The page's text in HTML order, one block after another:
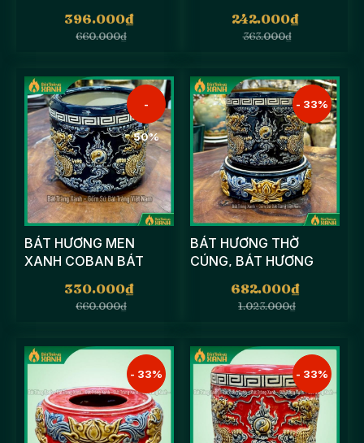
ĐẾ), ĐẮP NỔI SONG
LONG CHẦU NGUYỆT
396.000₫
660.000₫
COBAN ĐẮP NỔI, ĐẾ
BÁT NHANG
242.000₫
363.000₫
-
50%
BÁT HƯƠNG MEN
XANH COBAN BÁT
TRÀNG ĐẮP NỔI SONG
LONG CHẦU NGUYỆT
330.000₫
660.000₫
- 33%
BÁT HƯƠNG THỜ
CÚNG, BÁT HƯƠNG
MEN XANH COBAN
KÈM ĐẾ ĐẮP NỔI
682.000₫
1.023.000₫
- 33% - 33%